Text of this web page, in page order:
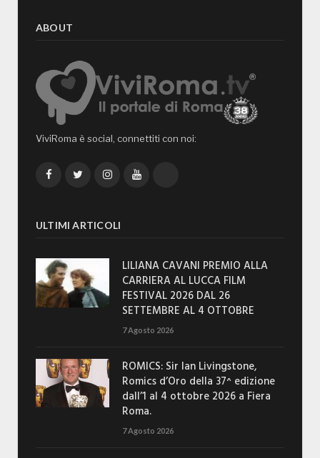
ABOUT
ViviRoma è social, connettiti con noi:
FacebookTwitterInstagramYouTube
ULTIMI ARTICOLI
LILIANA CAVANI PREMIO ALLA
CARRIERA AL LUCCA FILM
FESTIVAL 2026 DAL 26
SETTEMBRE AL 4 OTTOBRE
7 Agosto 2026
ROMICS: Sir Ian Livingstone,
Romics d’Oro della 37^ edizione
dall’1 al 4 ottobre 2026 a Fiera
Roma.
7 Agosto 2026